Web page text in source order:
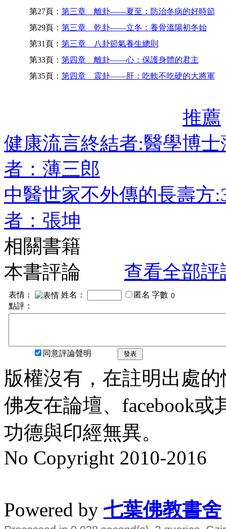
第27頁： 第三章 離卦——夏至：防治冬病的好時節
第29頁： 第三章 乾卦——立冬：養骨溫陽初冬始
第31頁： 第三章 八卦節氣養生總則
第33頁： 第四章 離卦——心：保護身體的君主
第35頁： 第四章 震卦——肝：吃軟不吃硬的大將軍
推薦
健康流言終結者:醫學博
者：薄三郎
中醫世家不外傳的長壽
者：張坤
相關書籍
本書評論
查看全部評
表情： 姓名： 匿名 字數
點評：
同意評論聲明 發表
版權沒有，在註明出處
佛友在論壇、facebook
功德與印經無異。
No Copyright 2010-2016
Powered by 七葉佛教書舍